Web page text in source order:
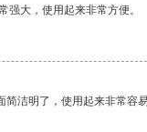
强大，使用起来非常方便。
简洁明了，使用起来非常容